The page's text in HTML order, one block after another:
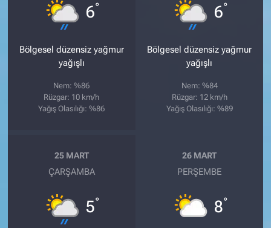
6°
Bölgesel düzensiz yağmur
yağışlı
Nem: %86
Rüzgar: 10 km/h
Yağış Olasılığı: %86
6°
Bölgesel düzensiz yağmur
yağışlı
Nem: %84
Rüzgar: 12 km/h
Yağış Olasılığı: %89
25 MART
ÇARŞAMBA
5°
26 MART
PERŞEMBE
8°